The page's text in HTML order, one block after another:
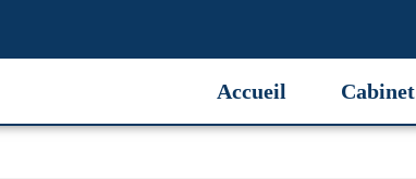
Accueil Cabinet
convertir votre dette